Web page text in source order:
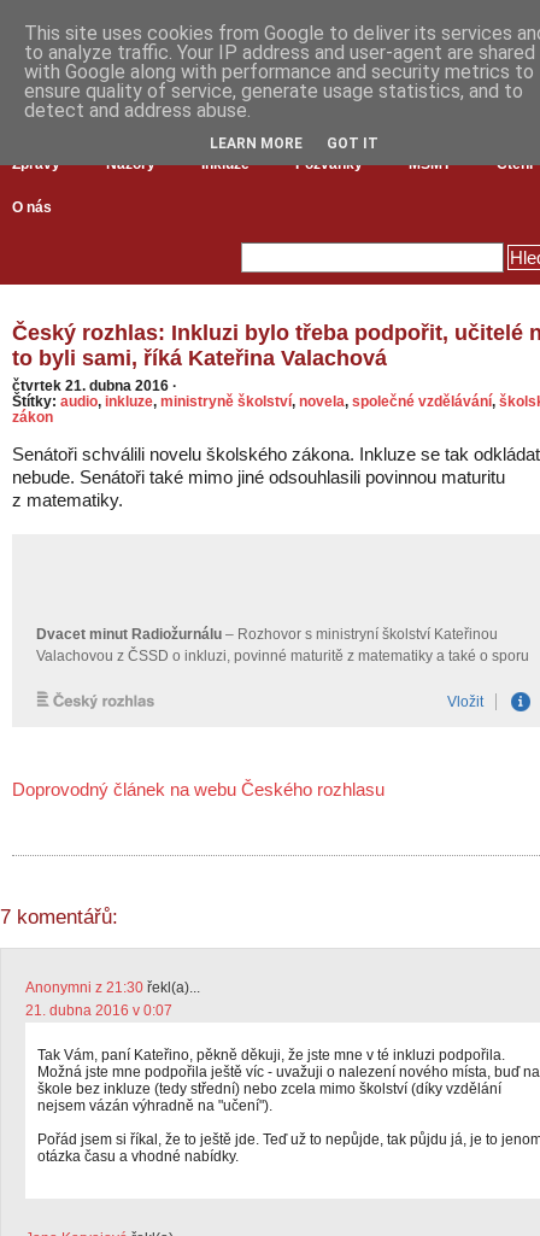
Zprávy Názory Inkluze Pozvánky MŠMT Čtení
O nás
Český rozhlas: Inkluzi bylo třeba podpořit, učitelé
to byli sami, říká Kateřina Valachová
čtvrtek 21. dubna 2016 ·
Štítky: audio, inkluze, ministryně školství, novela, společné vzdělávání,
zákon
Senátoři schválili novelu školského zákona. Inkluze se tak odkládat
nebude. Senátoři také mimo jiné odsouhlasili povinnou maturitu
z matematiky.
Doprovodný článek na webu Českého rozhlasu
7 komentářů:
Anonymni z 21:30 řekl(a)...
21. dubna 2016 v 0:07
Tak Vám, paní Kateřino, pěkně děkuji, že jste mne v té inkluzi podpořila.
Možná jste mne podpořila ještě víc - uvažuji o nalezení nového místa, buď na
škole bez inkluze (tedy střední) nebo zcela mimo školství (díky vzdělání
nejsem vázán výhradně na "učení").
Pořád jsem si říkal, že to ještě jde. Teď už to nepůjde, tak půjdu já, je to
otázka času a vhodné nabídky.
This site uses cookies from Google to deliver its services
to analyze traffic. Your IP address and user-agent are shared
with Google along with performance and security metrics to
ensure quality of service, generate usage statistics, and to
detect and address abuse.
LEARN MORE GOT IT